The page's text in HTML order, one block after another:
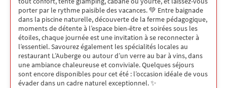
porter par le rythme paisible des vacances. 💚 Entre baignade
dans la piscine naturelle, découverte de la ferme pédagogique,
moments de détente à l’espace bien-être et soirées sous les
étoiles, chaque journée est une invitation à se reconnecter à
l’essentiel. Savourez également les spécialités locales au
restaurant L’Auberge ou autour d’un verre au bar à vins, dans
une ambiance chaleureuse et conviviale. Quelques séjours
sont encore disponibles pour cet été : l’occasion idéale de vous
évader dans un cadre naturel exceptionnel. ✨